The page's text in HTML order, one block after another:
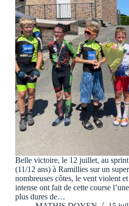
Belle victoire, le 12 juillet, au
(11/12 ans) à Ramillies sur un
nombreuses côtes, le vent violent
intense ont fait de cette course
plus dures de…